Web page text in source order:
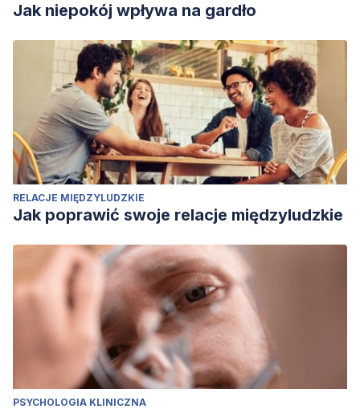
Jak niepokój wpływa na gardło
RELACJE MIĘDZYLUDZKIE
Jak poprawić swoje relacje międzyludzkie
PSYCHOLOGIA KLINICZNA